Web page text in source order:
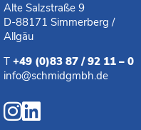
Alte Salzstraße 9
D-88171 Simmerberg /
Allgäu
T+49 (0)83 87 / 92 11 – 0
info@schmidgmbh.de